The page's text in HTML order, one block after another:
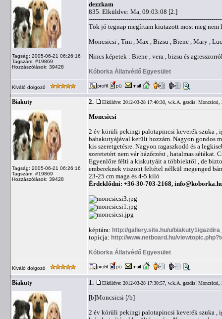
Tagság: 2005-06-21 06:26:16
Tagszám: #19869
Hozzászólások: 39428
dezzkam
835. Elküldve: Ma, 09:03:08 [2.]
Tök jó tegnap megírtam kiutazott most meg nem
Moncsicsi , Tim , Max , Bizsu , Biene , Mary ,
Nincs képetek : Biene , vera , bizsu és
Kóborka Állatvédő Egyesület
Kiváló dolgozó
Biakuty
Tagság: 2005-06-21 06:26:16
Tagszám: #19869
Hozzászólások: 39428
2. Elküldve: 2012-03-28 17:40:30, w.k.A. gazdis! Moncsicsi,
Moncsicsi
2 év körüli pekingi palotapincsi keverék szuka ,
babakutyájával került hozzám. Nagyon gondos
kis szeretgetésre. Nagyon ragaszkodó és a
szeretetért nem vár házőrzést , hatalmas sétákat.
Egyenlőre félti a kiskutyáit a többiektől , de
embereknek viszont feltétel nélkül megenged
23-25 cm maga és 4-5 kiló
Érdeklődni: +36-30-703-2168,
képtára: http://gallery.site.hu/u/biakuty1/
topicja: http://www.netboard.hu/
Kóborka Állatvédő Egyesület
Kiváló dolgozó
Biakuty 1. Elküldve: 2012-03-28 17:30:57, w.k.A. gazdis! Moncsicsi,
[b]Moncsicsi [/b]
2 év körüli pekingi palotapincsi keverék szuka ,